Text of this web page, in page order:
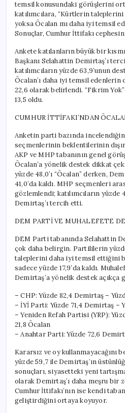
temsil konusundaki görüşlerini
katılımcılara, “Kürtlerin
yoksa Öcalan mı daha iyi temsil
Sonuçlar, Cumhur İttifakı
Ankete katılanların büyük bir
Başkanı Selahattin Demirtaş’ı
katılımcıların yüzde 63,9’unun
Öcalan’ı daha iyi temsil edenlerin
22,6 olarak belirlendi. “Fikrim
13,5 oldu.
CUMHUR İTTİFAKI’NDAN
Anketin parti bazında
seçmenlerinin beklentilerinin
AKP ve MHP tabanının genel
Öcalan’a yönelik destek dikkat
yüzde 48,0’ı “Öcalan” derken,
41,0’da kaldı. MHP seçmenleri
gözlemlendi; katılımcıların yüzde
Demirtaş’ı tercih etti.
DEM PARTİ VE MUHALEFETE
DEM Parti tabanında Selahattin
çok daha belirgin. Partililerin yüzde
taleplerini daha iyi temsil ettiğini
sadece yüzde 17,9’da kaldı.
Demirtaş’a yönelik destek açıkça
– CHP: Yüzde 82,4 Demirtaş –
– İYİ Parti: Yüzde 71,4 Demirtaş –
– Yeniden Refah Partisi (YRP):
21,8 Öcalan
– Anahtar Parti: Yüzde 72,6
Kararsız ve oy kullanmayacağını
yüzde 59,7 ile Demirtaş’ın
sonuçları, siyasetteki yeni
olarak Demirtaş’ı daha meşru bir
Cumhur İttifakı’nın ise kendi
geliştirdiğini ortaya koyuyor.